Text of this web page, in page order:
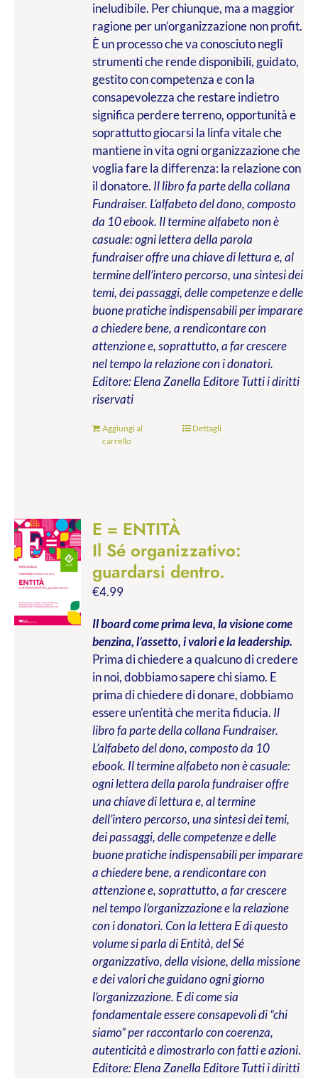
ineludibile. Per chiunque, ma a maggior
ragione per un’organizzazione non profit.
È un processo che va conosciuto negli
strumenti che rende disponibili, guidato,
gestito con competenza e con la
consapevolezza che restare indietro
significa perdere terreno, opportunità e
soprattutto giocarsi la linfa vitale che
mantiene in vita ogni organizzazione che
voglia fare la differenza: la relazione con
il donatore. Il libro fa parte della collana
Fundraiser. L’alfabeto del dono, composto
da 10 ebook. Il termine alfabeto non è
casuale: ogni lettera della parola
fundraiser offre una chiave di lettura e, al
termine dell’intero percorso, una sintesi dei
temi, dei passaggi, delle competenze e delle
buone pratiche indispensabili per imparare
a chiedere bene, a rendicontare con
attenzione e, soprattutto, a far crescere
nel tempo la relazione con i donatori.
Editore: Elena Zanella EditoreTutti i diritti
riservati
Aggiungi al
carrello
Dettagli
E = ENTITÀ
Il Sé organizzativo:
guardarsi dentro.
€4.99
Il board come prima leva, la visione come
benzina, l’assetto, i valori e la leadership.
Prima di chiedere a qualcuno di credere
in noi, dobbiamo sapere chi siamo. E
prima di chiedere di donare, dobbiamo
essere un’entità che merita fiducia. Il
libro fa parte della collana Fundraiser.
L’alfabeto del dono, composto da 10
ebook. Il termine alfabeto non è casuale:
ogni lettera della parola fundraiser offre
una chiave di lettura e, al termine
dell’intero percorso, una sintesi dei temi,
dei passaggi, delle competenze e delle
buone pratiche indispensabili per imparare
a chiedere bene, a rendicontare con
attenzione e, soprattutto, a far crescere
nel tempo l’organizzazione e la relazione
con i donatori. Con la lettera E di questo
volume si parla di Entità, del Sé
organizzativo, della visione, della missione
e dei valori che guidano ogni giorno
l’organizzazione. E di come sia
fondamentale essere consapevoli di “chi
siamo” per raccontarlo con coerenza,
autenticità e dimostrarlo con fatti e azioni.
Editore: Elena Zanella EditoreTutti i diritti